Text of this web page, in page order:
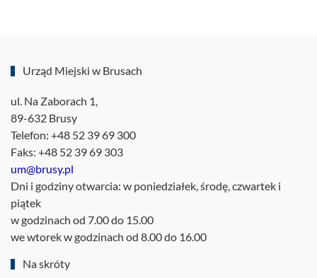
Urząd Miejski w Brusach
ul. Na Zaborach 1,
89-632 Brusy
Telefon: +48 52 39 69 300
Faks: +48 52 39 69 303
um@brusy.pl
Dni i godziny otwarcia: w poniedziałek, środę, czwartek i
piątek
w godzinach od 7.00 do 15.00
we wtorek w godzinach od 8.00 do 16.00
Na skróty